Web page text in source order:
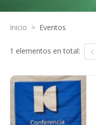
Inicio > Eventos
1 elementos en total: